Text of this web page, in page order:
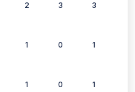
2 3 3
1 0 1
1 0 1